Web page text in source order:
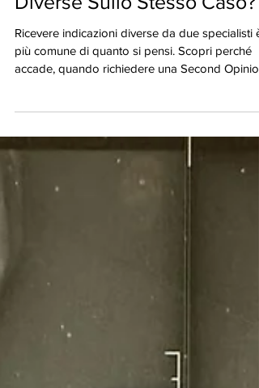
Perché Due Chirurghi
Possono Dare Indicazioni
più comune di quanto si pensi. Scopri perché
accade, quando richiedere una Second Opinion
e come affrontare casi complessi, recidive e
chirurgie vertebrali di revisione.